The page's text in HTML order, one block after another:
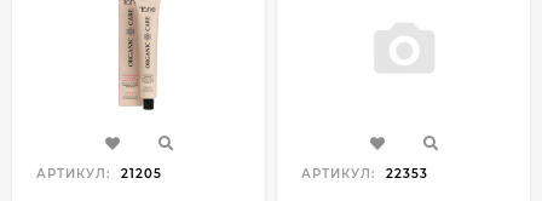
АРТИКУЛ: 21205 АРТИКУЛ: 22353